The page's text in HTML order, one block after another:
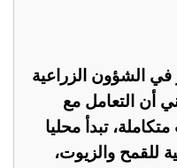
في الشؤون الزراعية
أن التعامل مع
تبدأ محليا
للقمح والزيوت،